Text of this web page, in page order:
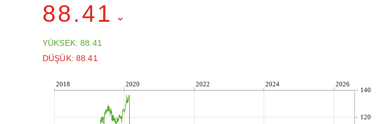
88.41
YÜKSEK: 88.41
DÜŞÜK: 88.41
2018 2020 2022 2024 2026
120
140